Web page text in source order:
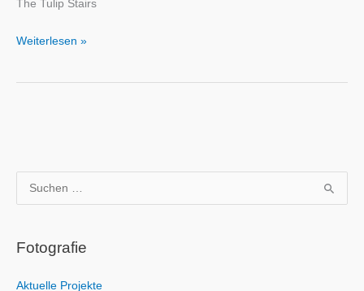
The Tulip Stairs
The
Stairs
Weiterlesen »
u
h
Fotografie
Aktuelle Projekte